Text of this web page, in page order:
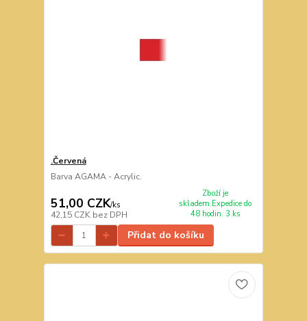
.Červená
Barva AGAMA - Acrylic.
51,00 CZK/ks
42,15 CZK bez DPH
Zboží je
skladem.Expedice do
48 hodin. 3 ks
Přidat do košíku